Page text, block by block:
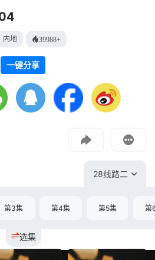
内地 39988+
一键分享
视频报错
如果是遇到无法播放请提交反馈
教程：把手机影片投到电视上播放
28线路二
选集
第3集 第4集 第5集 第